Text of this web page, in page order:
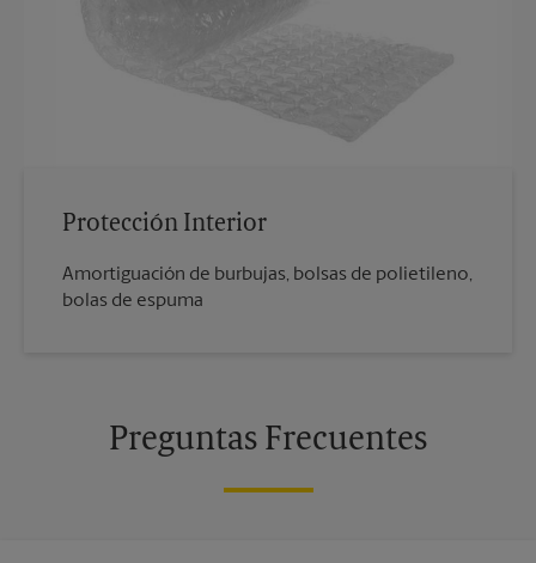
Protección Interior
Amortiguación de burbujas, bolsas de polietileno,
bolas de espuma
Preguntas Frecuentes